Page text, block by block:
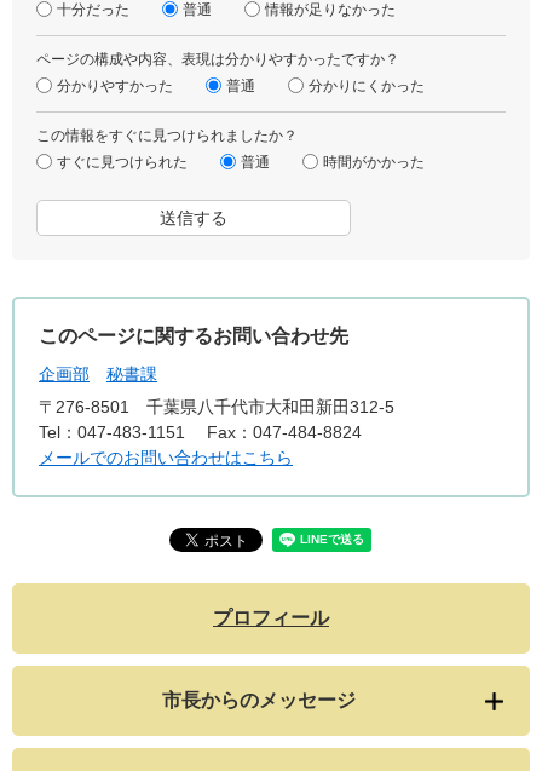
十分だった
普通 情報が足りなかった
ページの構成や内容、表現は分かりやすかったですか？
分かりやすかった
普通 分かりにくかった
この情報をすぐに見つけられましたか？
すぐに見つけられた
普通 時間がかかった
このページに関するお問い合わせ先
企画部
秘書課
〒276-8501
千葉県八千代市大和田新田312-5
Tel：047-483-1151
Fax：047-484-8824
メールでのお問い合わせはこちら
プロフィール
市長からのメッセージ